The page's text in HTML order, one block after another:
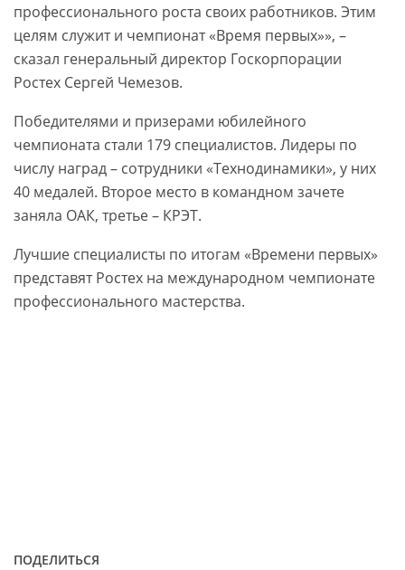
профессионального роста своих работников. Этим
целям служит и чемпионат «Время первых»», –
сказал генеральный директор Госкорпорации
Ростех Сергей Чемезов.
Победителями и призерами юбилейного
чемпионата стали 179 специалистов. Лидеры по
числу наград – сотрудники «Технодинамики», у них
40 медалей. Второе место в командном зачете
заняла ОАК, третье – КРЭТ.
Лучшие специалисты по итогам «Времени первых»
представят Ростех на международном чемпионате
профессионального мастерства.
ПОДЕЛИТЬСЯ